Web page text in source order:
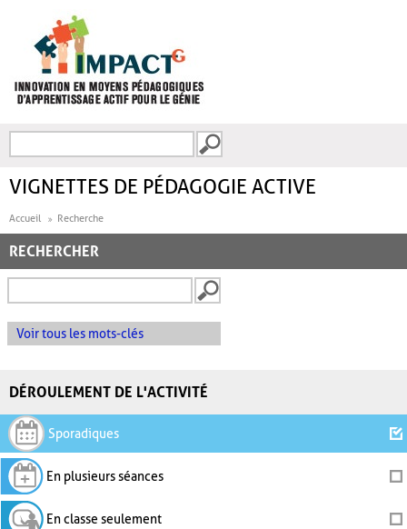
FORMULAIRE DE
VIGNETTES DE PÉDAGOGIE ACTIVE
Accueil Recherche
RECHERCHER
Voir tous les mots-clés
DÉROULEMENT DE L'ACTIVITÉ
Sporadiques
En plusieurs séances
En classe seulement